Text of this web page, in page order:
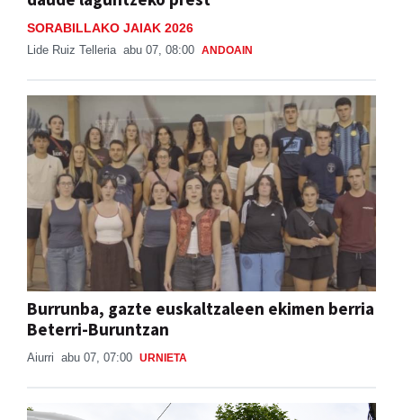
SORABILLAKO JAIAK 2026
Lide Ruiz Telleria abu 07, 08:00 ANDOAIN
Burrunba, gazte euskaltzaleen ekimen berria
Beterri-Buruntzan
Aiurri abu 07, 07:00 URNIETA